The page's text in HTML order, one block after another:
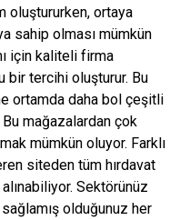
oluştururken, ortaya
sahip olması mümkün
için kaliteli firma
bir tercihi oluşturur. Bu
ortamda daha bol çeşitli
mağazalardan çok
mümkün oluyor. Farklı
siteden tüm hırdavat
Sektörünüz
olduğunuz her